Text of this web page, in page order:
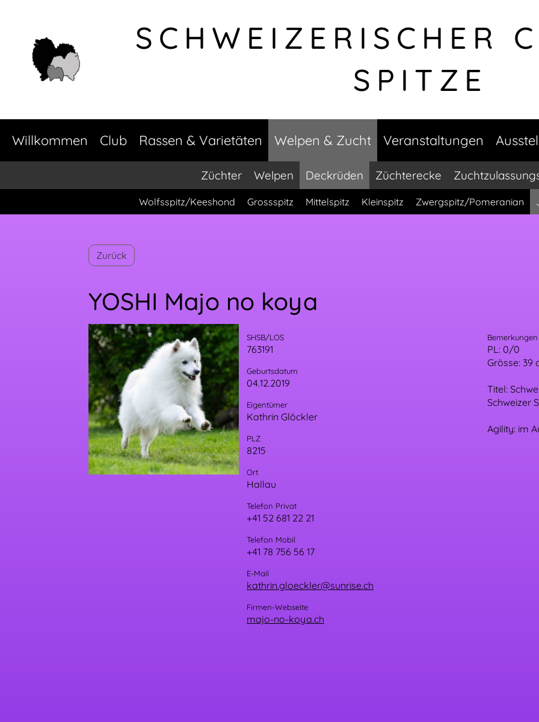
SCHWEIZERISCHER
SPITZE
Willkommen Club Rassen & Varietäten Welpen & Zucht Veranstaltungen
Züchter Welpen Deckrüden Züchterecke
Wolfsspitz/Keeshond Grossspitz Mittelspitz Kleinspitz Zwergspitz/Pomeranian
Zurück
YOSHI Majo no koya
SHSB/LOS
763191
Geburtsdatum
04.12.2019
Eigentümer
Kathrin Glöckler
PLZ
8215
Ort
Hallau
Telefon Privat
+41 52 681 22 21
Telefon Mobil
+41 78 756 56 17
E-Mail
kathrin.gloeckler@sunrise.ch
Firmen-Webseite
majo-no-koya.ch
Bemerkungen
PL: 0/0
Grösse: 39
Titel:
Schweizer
Agility: im